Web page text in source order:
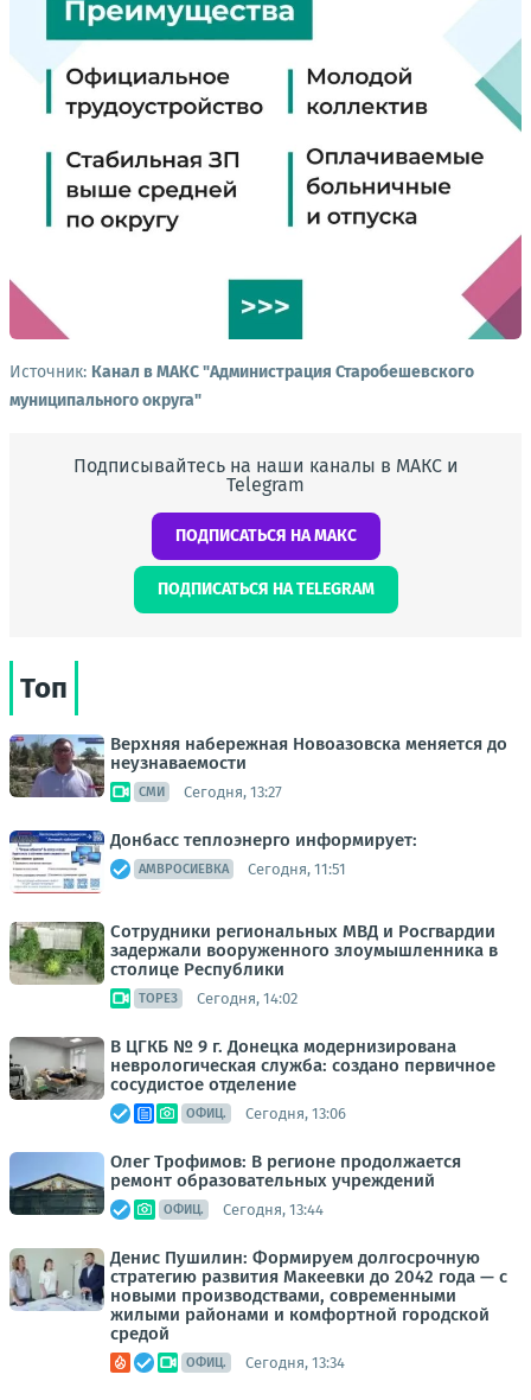
Источник: Канал в МАКС "Администрация Старобешевского
муниципального округа"
Подписывайтесь на наши каналы в МАКС и
Telegram
ПОДПИСАТЬСЯ НА МАКС
ПОДПИСАТЬСЯ НА TELEGRAM
Топ
Верхняя набережная Новоазовска меняется до
неузнаваемости
СМИ Сегодня, 13:27
Донбасс теплоэнерго информирует:
АМВРОСИЕВКА Сегодня, 11:51
Сотрудники региональных МВД и Росгвардии
задержали вооруженного злоумышленника в
столице Республики
ТОРЕЗ Сегодня, 14:02
В ЦГКБ № 9 г. Донецка модернизирована
неврологическая служба: создано первичное
сосудистое отделение
ОФИЦ. Сегодня, 13:06
Олег Трофимов: В регионе продолжается
ремонт образовательных учреждений
ОФИЦ. Сегодня, 13:44
Денис Пушилин: Формируем долгосрочную
стратегию развития Макеевки до 2042 года — с
новыми производствами, современными
жилыми районами и комфортной городской
средой
ОФИЦ. Сегодня, 13:34